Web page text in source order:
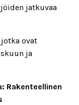
jatkuvaa
ovat
ja
Rakenteellinen